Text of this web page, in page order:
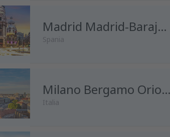
Madrid Madrid-Barajas Airport
Spania
Milano Bergamo Orio al Serio
Italia